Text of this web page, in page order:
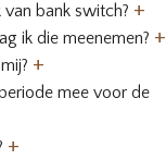
bank switch? +
ik die meenemen? +
+
mee voor de
+